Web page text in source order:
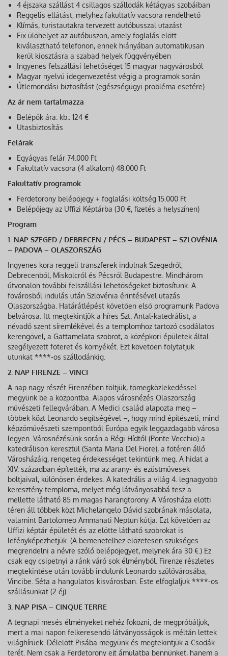
4 éjszaka szállást 4 csillagos szállodák kétágyas szobáiban
Reggelis ellátást, melyhez fakultatív vacsora rendelhető
Klímás, turistautakra tervezett autóbusszal utazást
Fix ülőhelyet az autóbuszon, amely foglalás előtt
kiválasztható telefonon, ennek hiányában automatikusan
kerül kiosztásra a szabad helyek függvényében
Ingyenes felszállási lehetőséget 15 magyar nagyvárosból
Magyar nyelvű idegenvezetést végig a programok során
Útlemondási biztosítást (egészségügyi probléma esetére)
Az ár nem tartalmazza
Belépők ára: kb.: 124 €
Utasbiztosítás
Felárak
Egyágyas felár 74.000 Ft
Fakultatív vacsora (4 alkalom) 48.000 Ft
Fakultatív programok
Ferdetorony belépőjegy + foglalási költség 15.000 Ft
Belépőjegy az Uffizi Képtárba (30 €, fizetés a helyszínen)
Program
1. NAP SZEGED / DEBRECEN / PÉCS – BUDAPEST – SZLOVÉNIA
– PADOVA – OLASZORSZÁG
Ingyenes kora reggeli transzferek indulnak Szegedről,
Debrecenből, Miskolcról és Pécsről Budapestre. Mindhárom
útvonalon további felszállási lehetőségeket biztosítunk. A
fővárosból indulás után Szlovénia érintésével utazás
Olaszországba. Határátlépést követően első programunk Padova
belvárosa. Itt megtekintjük a híres Szt. Antal-katedrálist, a
névadó szent síremlékével és a templomhoz tartozó csodálatos
kerengővel, a Gattamelata szobrot, a középkori épületek által
szegélyezett főteret és környékét. Ezt követően folytatjuk
utunkat ****-os szállodánkig.
2. NAP FIRENZE – VINCI
A nap nagy részét Firenzében töltjük, tömegközlekedéssel
megyünk be a központba. Alapos városnézés Olaszország
művészeti fellegvárában. A Medici család alapozta meg –
többek közt Leonardo segítségével –, hogy mind építészeti, mind
képzőművészeti szempontból Európa egyik leggazdagabb városa
legyen. Városnézésünk során a Régi Hídtól (Ponte Vecchio) a
katedrálison keresztül (Santa Maria Del Fiore), a főtéren álló
Városházáig, rengeteg érdekességet tekintünk meg. A hidat a
XIV. században építették, ma az arany- és ezüstművesek
boltjaival, különösen érdekes. A katedrális a világ 4. legnagyobb
keresztény temploma, melyet még látványosabbá tesz a
mellette látható 85 m magas harangtorony. A Városháza előtti
téren áll többek közt Michelangelo Dávid szobrának másolata,
valamint Bartolomeo Ammanati Neptun kútja. Ezt követően az
Uffizi képtár épületét és az előtte látható szobrokat is
lefényképezhetjük. (A bemenetelhez előzetesen szükséges
megrendelni a névre szóló belépőjegyet, melynek ára 30 €.) Ez
csak egy csipetnyi a ránk váró sok élményből. Firenze részletes
megtekintése után tovább indulunk Leonardo szülővárosába,
Vincibe. Séta a hangulatos kisvárosban. Este elfoglaljuk ****-os
szállásunkat (2 éj).
3. NAP PISA – CINQUE TERRE
A tegnapi mesés élményeket nehéz fokozni, de megpróbáljuk,
mert a mai napon felkeresendő látványosságok is méltán lettek
világhírűek. Délelőtt Pisába megyünk és megtekintjük a Csodák-
terét. Nem csak a Ferdetorony ejt ámulatba bennünket, hanem a